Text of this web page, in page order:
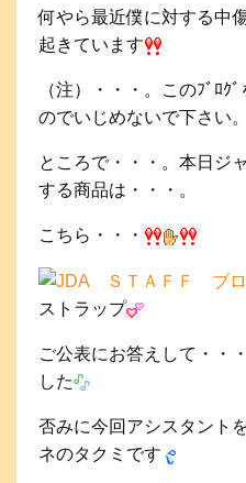
何やら最近僕に対する中
起きています
（注）・・・。このﾌﾞﾛｸ
のでいじめないで下さい。
ところで・・・。本日ジ
する商品は・・・。
こちら・・・
ストラップ
ご公表にお答えして・・
した
否みに今回アシスタント
ネのタクミです